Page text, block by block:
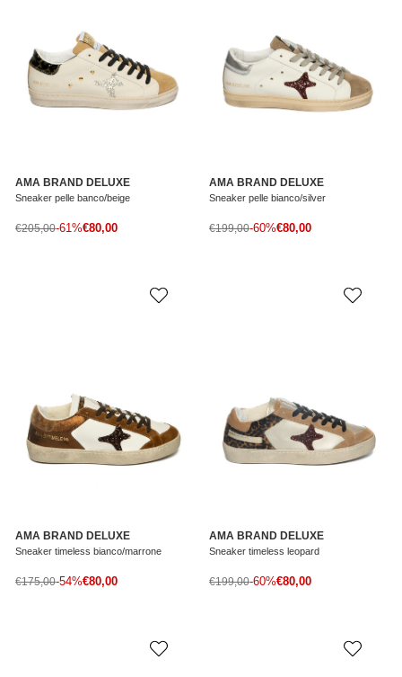
AMA BRAND DELUXE
Sneaker pelle banco/beige
Prezzo di vendita
€80,00
Prezzo normale
€205,00-61%
AMA BRAND DELUXE
Sneaker pelle bianco/silver
Prezzo di vendita
€80,00
Prezzo normale
€199,00-60%
AMA BRAND DELUXE
Sneaker timeless bianco/marrone
Prezzo di vendita
€80,00
Prezzo normale
€175,00-54%
AMA BRAND DELUXE
Sneaker timeless leopard
Prezzo di vendita
€80,00
Prezzo normale
€199,00-60%